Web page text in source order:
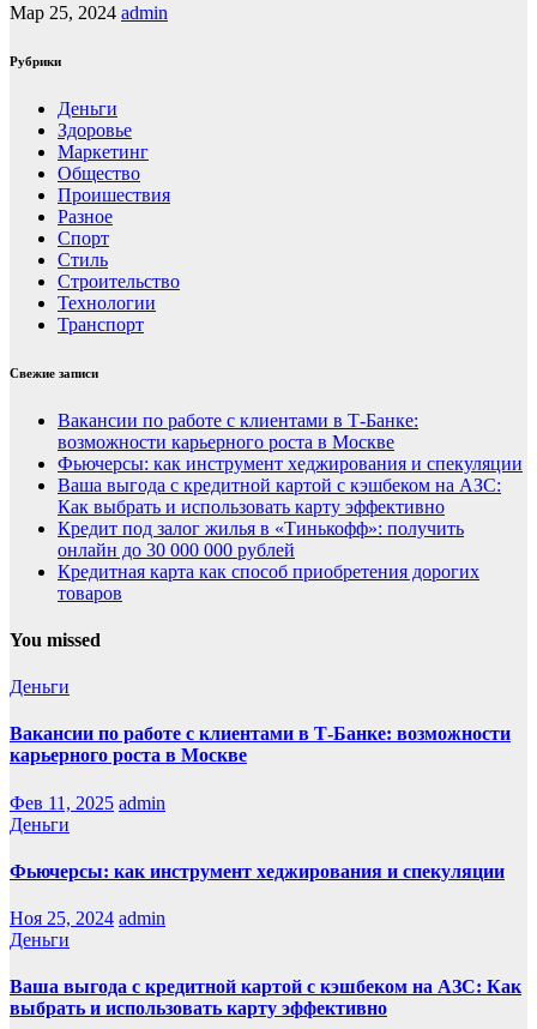
Мар 25, 2024 admin
Рубрики
Деньги
Здоровье
Маркетинг
Общество
Проишествия
Разное
Спорт
Стиль
Строительство
Технологии
Транспорт
Свежие записи
Вакансии по работе с клиентами в Т-Банке:
возможности карьерного роста в Москве
Фьючерсы: как инструмент хеджирования и спекуляции
Ваша выгода с кредитной картой с кэшбеком на АЗС:
Как выбрать и использовать карту эффективно
Кредит под залог жилья в «Тинькофф»: получить
онлайн до 30 000 000 рублей
Кредитная карта как способ приобретения дорогих
товаров
You missed
Деньги
Вакансии по работе с клиентами в Т-Банке: возможности
карьерного роста в Москве
Фев 11, 2025 admin
Деньги
Фьючерсы: как инструмент хеджирования и спекуляции
Ноя 25, 2024 admin
Деньги
Ваша выгода с кредитной картой с кэшбеком на АЗС: Как
выбрать и использовать карту эффективно